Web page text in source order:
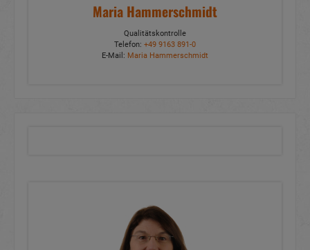
Maria Hammerschmidt
Qualitätskontrolle
Telefon: +49 9163 891-0
E-Mail: Maria Hammerschmidt